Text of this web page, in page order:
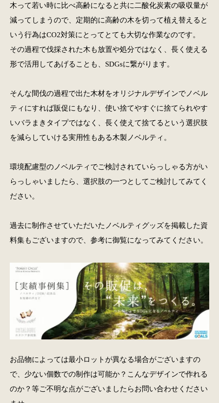
木って若い時に比べ高齢になると共に二酸化炭素の吸収量が
減ってしまうので、定期的に高齢の木を切って植え替えると
いう行為はCO2対策にとってとても大切な作業なのです。
その過程で伐採された木も放置や処分ではなく、長く使える
形で活用してあげることも、SDGsに繋がります。
そんな間伐の過程で出た木材をオリジナルデザインでノベル
ティにすれば販促にもなり、使い捨てやすぐに捨てられやす
いバラまきタイプではなく、長く使えて捨てるという選択肢
を減らしていける実用性もある木製ノベルティ。
環境配慮型のノベルティでご検討されていらっしゃる方がい
らっしゃいましたら、選択肢の一つとしてご検討してみてく
ださい。
過去に制作させていただいたノベルティグッズを掲載した資
料集もございますので、参考に御覧になってみてください。
お品物によっては最小ロットが異なる場合がございますの
で、少ない個数での制作は可能か？こんなデザインで作れる
のか？等ご不明な点がございましたらお問い合わせください